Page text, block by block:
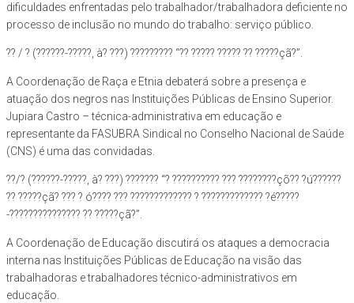
dificuldades enfrentadas pelo trabalhador/trabalhadora deficiente no
processo de inclusão no mundo do trabalho: serviço público.
?? / ? (??????-?????, à? ???) ????????? “?? ????? ????? ?? ?????çã?”.
A Coordenação de Raça e Etnia debaterá sobre a presença e
atuação dos negros nas Instituições Públicas de Ensino Superior.
Jupiara Castro – técnica-administrativa em educação e
representante da FASUBRA Sindical no Conselho Nacional de Saúde
(CNS) é uma das convidadas.
??/? (??????-?????, à? ???) ??????? “? ?????????? ??? ????????çõ?? ?ú??????
?? ?????çã? ??? ? ó???? ??? ????????????? ? ????????????? ?é?????
-??????????????? ?? ?????çã?”.
A Coordenação de Educação discutirá os ataques a democracia
interna nas Instituições Públicas de Educação na visão das
trabalhadoras e trabalhadores técnico-administrativos em
educação.